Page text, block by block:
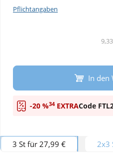
Pflichtangaben
In den
-20 %34EXTRACode
3 St für 27,99 € 2x3